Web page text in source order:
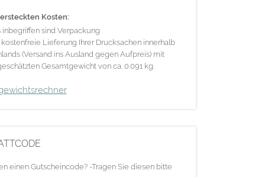
Kosten:
inbegriffen sind Verpackung
Lieferung Ihrer Drucksachen innerhalb
(Versand ins Ausland gegen Aufpreis) mit
Gesamtgewicht von ca. 0.091 kg.
einen Gutscheincode? -Tragen Sie diesen bitte